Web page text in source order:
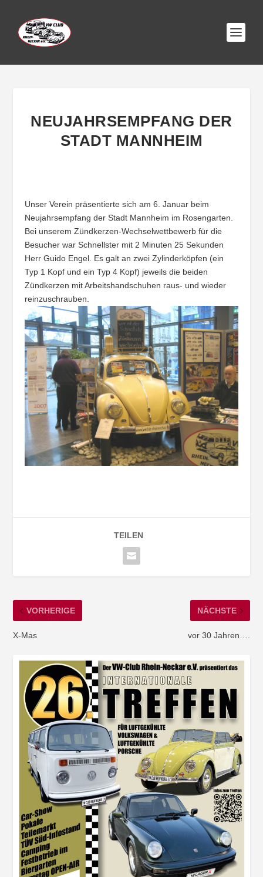
NEUJAHRSEMPFANG DER
STADT MANNHEIM
Unser Verein präsentierte sich am 6. Januar beim
Neujahrsempfang der Stadt Mannheim im Rosengarten.
Bei unserem Zündkerzen-Wechselwettbewerb für die
Besucher war Schnellster mit 2 Minuten 25 Sekunden
Herr Guido Engel. Es galt an zwei Zylinderköpfen (ein
Typ 1 Kopf und ein Typ 4 Kopf) jeweils die beiden
Zündkerzen mit Arbeitshandschuhen raus- und wieder
reinzuschrauben.
TEILEN
VORHERIGE
X-Mas
NÄCHSTE
vor 30 Jahren….